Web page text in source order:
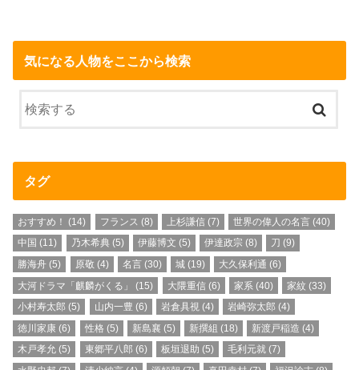
気になる人物をここから検索
タグ
おすすめ！ (14) フランス (8) 上杉謙信(7) 世界の偉人の名言 (40)
中国 (11) 乃木希典(5) 伊藤博文 (5) 伊達政宗 (8) 刀 (9)
勝海舟 (5) 原敬 (4) 名言(30) 城 (19) 大久保利通 (6)
大河ドラマ「麒麟がくる」
(15) 大隈重信(6) 家系 (40) 家紋 (33)
小村寿太郎 (5) 山内一豊 (6) 岩倉具視(4) 岩崎弥太郎 (4)
徳川家康 (6) 性格 (5) 新島襄 (5) 新撰組 (18) 新渡戸稲造 (4)
木戸孝允 (5) 東郷平八郎 (6) 板垣退助 (5) 毛利元就 (7)